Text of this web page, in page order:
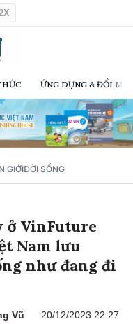
ỨNG DỤNG & ĐỔI
GIỚIĐỜI SỐNG
ở VinFuture
Nam lưu
như đang đi
Vũ 20/12/2023 22:27